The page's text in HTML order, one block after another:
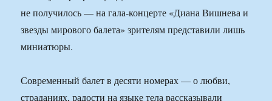
не получилось — на гала-концерте «Диана Вишнева и
звезды мирового балета» зрителям представили лишь
миниатюры.
Современный балет в десяти номерах — о любви,
страданиях, радости на языке тела рассказывали